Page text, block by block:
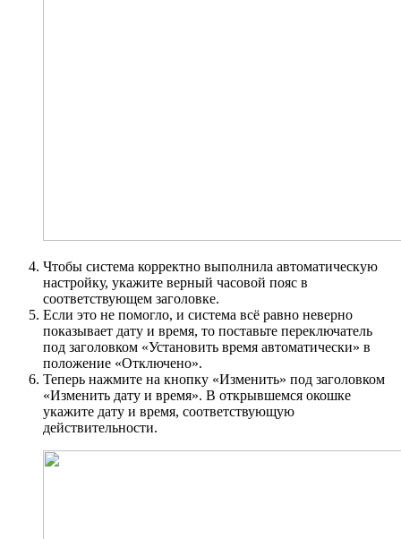
Чтобы система корректно выполнила автоматическую
настройку, укажите верный часовой пояс в
соответствующем заголовке.
Если это не помогло, и система всё равно неверно
показывает дату и время, то поставьте переключатель
под заголовком «Установить время автоматически» в
положение «Отключено».
Теперь нажмите на кнопку «Изменить» под заголовком
«Изменить дату и время». В открывшемся окошке
укажите дату и время, соответствующую
действительности.